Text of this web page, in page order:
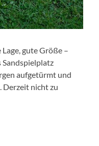
gute Größe –
Sandspielplatz
aufgetürmt und
Derzeit nicht zu